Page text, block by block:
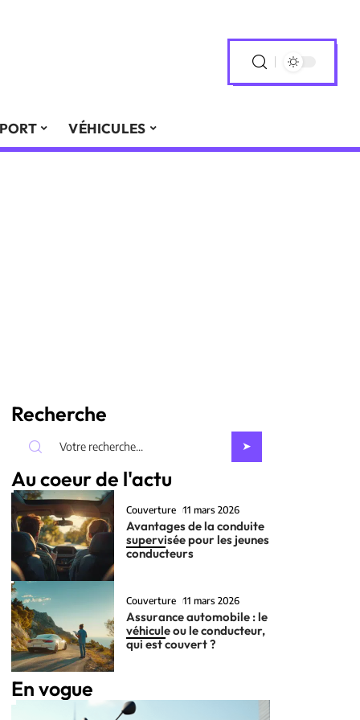
VÉHICULES
Recherche
Au coeur de l'actu
Couverture 11 mars 2026
Avantages de la conduite
supervisée pour les jeunes
conducteurs
Couverture 11 mars 2026
Assurance automobile : le
véhicule ou le conducteur,
qui est couvert ?
En vogue